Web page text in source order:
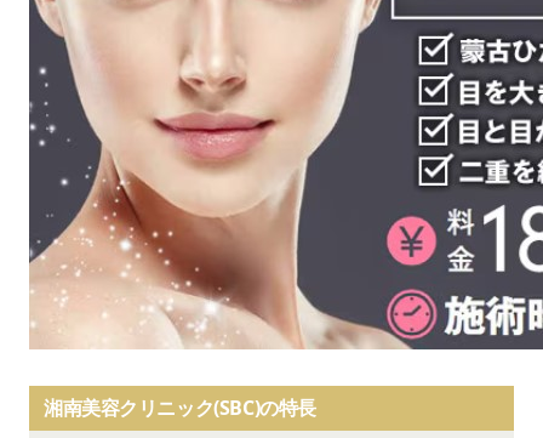
湘南美容クリニック(SBC)の特長